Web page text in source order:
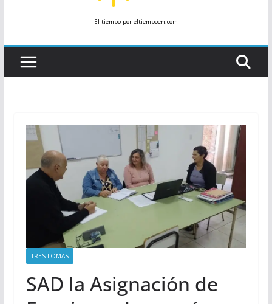
El tiempopor eltiempoen.com
TRES LOMAS
SAD la Asignación de